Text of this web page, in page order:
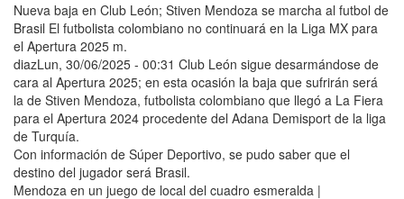
Nueva baja en Club León; Stiven Mendoza se marcha al futbol de
Brasil El futbolista colombiano no continuará en la Liga MX para
el Apertura 2025 m.
diazLun, 30/06/2025 - 00:31 Club León sigue desarmándose de
cara al Apertura 2025; en esta ocasión la baja que sufrirán será
la de Stiven Mendoza, futbolista colombiano que llegó a La Fiera
para el Apertura 2024 procedente del Adana Demisport de la liga
de Turquía.
Con información de Súper Deportivo, se pudo saber que el
destino del jugador será Brasil.
Mendoza en un juego de local del cuadro esmeralda |